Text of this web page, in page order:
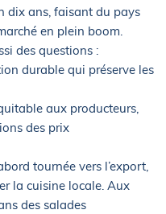
dix ans, faisant du pays
en plein boom.
des questions :
durable qui préserve les
aux producteurs,
des prix
tournée vers l’export,
la cuisine locale. Aux
des salades